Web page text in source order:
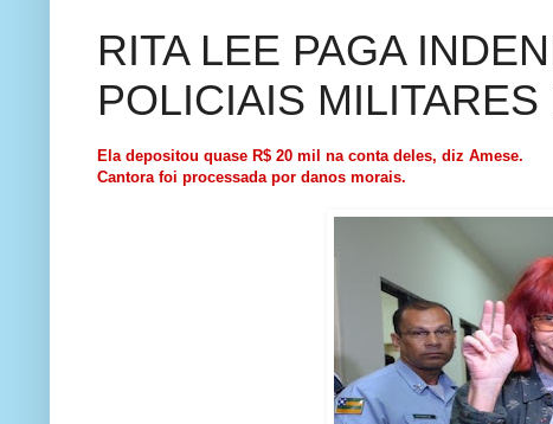
RITA LEE PAGA
POLICIAIS
Ela depositou quase R$ 20 mil na conta deles, diz Amese.
Cantora foi processada por danos morais.